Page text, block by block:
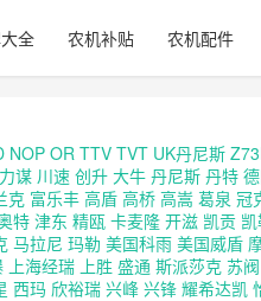
全 农机补贴 农机配件
NOP OR TTV TVT UK丹尼斯
谋 川速 创升 大牛 丹尼斯 丹特
克 富乐丰 高盾 高桥 高嵩 葛泉 冠
特 津东 精瓯 卡麦隆 开滋 凯贡
马拉尼 玛勒 美国科雨 美国威盾
上海经瑞 上胜 盛通 斯派莎克 苏阀
西玛 欣裕瑞 兴峰 兴锋 耀希达凯